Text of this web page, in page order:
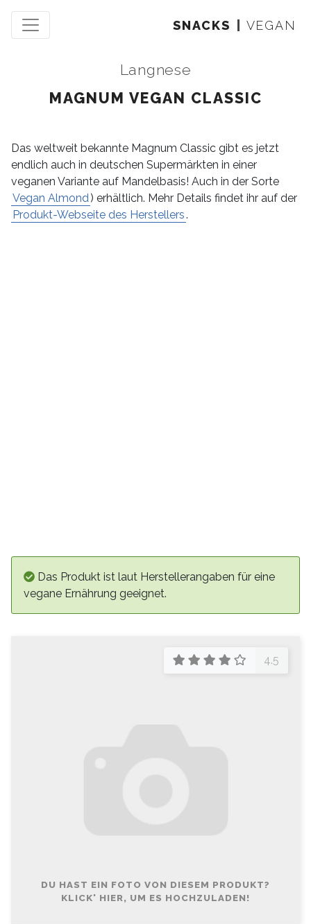
SNACKS VEGAN
Langnese
MAGNUM VEGAN CLASSIC
Das weltweit bekannte Magnum Classic gibt es jetzt
endlich auch in deutschen Supermärkten in einer
veganen Variante auf Mandelbasis! Auch in der Sorte
Vegan Almond) erhältlich. Mehr Details findet ihr auf der
Produkt-Webseite des Herstellers.
Das Produkt ist laut Herstellerangaben für eine
vegane Ernährung geeignet.
DU HAST EIN FOTO VON DIESEM PRODUKT?
KLICK' HIER, UM ES HOCHZULADEN!
4.5